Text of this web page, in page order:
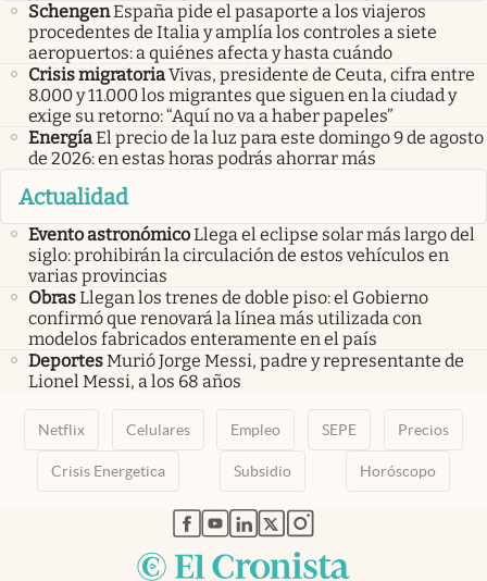
SchengenEspaña pide el pasaporte a los viajeros
procedentes de Italia y amplía los controles a siete
aeropuertos: a quiénes afecta y hasta cuándo
Crisis migratoriaVivas, presidente de Ceuta, cifra entre
8.000 y 11.000 los migrantes que siguen en la ciudad y
exige su retorno: “Aquí no va a haber papeles”
EnergíaEl precio de la luz para este domingo 9 de agosto
de 2026: en estas horas podrás ahorrar más
Actualidad
Evento astronómicoLlega el eclipse solar más largo del
siglo: prohibirán la circulación de estos vehículos en
varias provincias
ObrasLlegan los trenes de doble piso: el Gobierno
confirmó que renovará la línea más utilizada con
modelos fabricados enteramente en el país
DeportesMurió Jorge Messi, padre y representante de
Lionel Messi, a los 68 años
Netflix Celulares Empleo SEPE Precios
Crisis Energetica Subsidio Horóscopo
abre en nueva pestaña
abre en nueva pestaña
abre en nueva pestaña
abre en nueva pestaña
abre en nueva pestaña